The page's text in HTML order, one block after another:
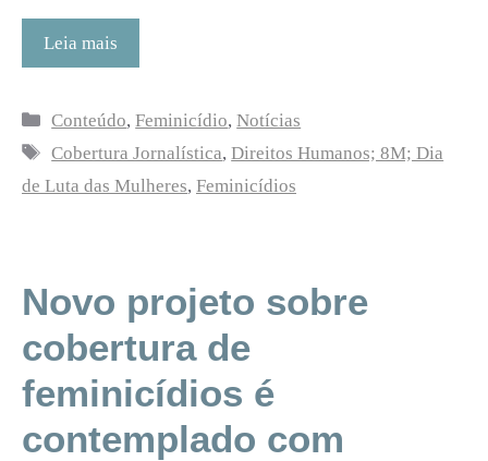
Leia mais
Categorias
Conteúdo,Feminicídio,Notícias
Tags
Cobertura Jornalística,Direitos Humanos; 8M; Dia
de Luta das Mulheres, Feminicídios
Novo projeto sobre
cobertura de
feminicídios é
contemplado com